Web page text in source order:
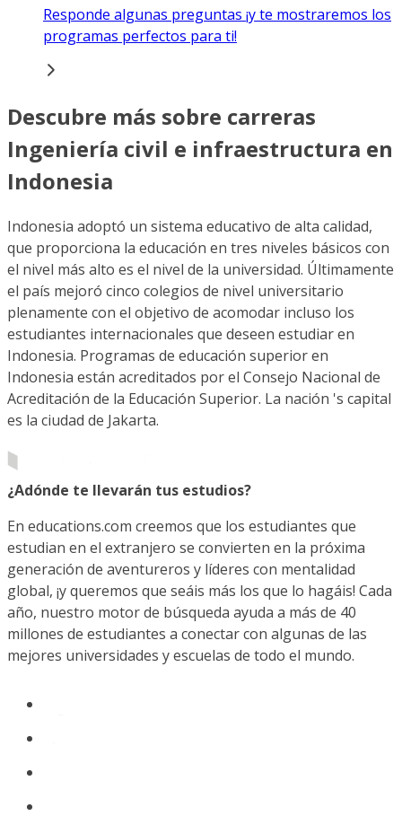
Responde algunas preguntas ¡y te mostraremos los
programas perfectos para ti!
Descubre más sobre carreras
Ingeniería civil e infraestructura en
Indonesia
Indonesia adoptó un sistema educativo de alta calidad,
que proporciona la educación en tres niveles básicos con
el nivel más alto es el nivel de la universidad. Últimamente
el país mejoró cinco colegios de nivel universitario
plenamente con el objetivo de acomodar incluso los
estudiantes internacionales que deseen estudiar en
Indonesia. Programas de educación superior en
Indonesia están acreditados por el Consejo Nacional de
Acreditación de la Educación Superior. La nación 's capital
es la ciudad de Jakarta.
¿Adónde te llevarán tus estudios?
En educations.com creemos que los estudiantes que
estudian en el extranjero se convierten en la próxima
generación de aventureros y líderes con mentalidad
global, ¡y queremos que seáis más los que lo hagáis! Cada
año, nuestro motor de búsqueda ayuda a más de 40
millones de estudiantes a conectar con algunas de las
mejores universidades y escuelas de todo el mundo.